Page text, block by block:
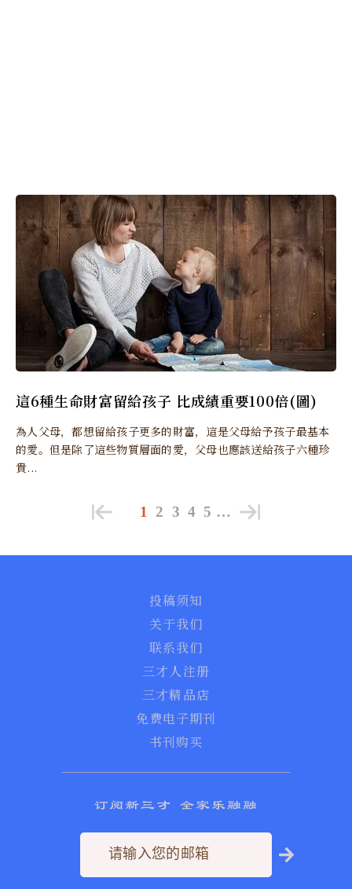
這6種生命財富留給孩子 比成績重要100倍(圖)
為人父母，都想留給孩子更多的財富，這是父母給予孩子最基本
的愛。但是除了這些物質層面的愛，父母也應該送給孩子六種珍
貴...
1 2 3 4 5 …
投稿须知
关于我们
联系我们
三才人注册
三才精品店
免费电子期刊
书刊购买
订阅新三才 全家乐融融